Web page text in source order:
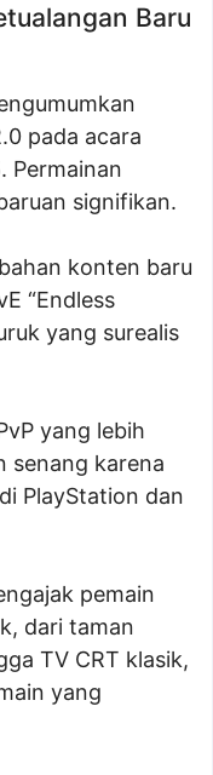
Baru
pada acara
Permainan
signifikan.
konten baru
“Endless
yang surealis
yang lebih
senang karena
PlayStation dan
pemain
dari taman
TV CRT klasik,
yang